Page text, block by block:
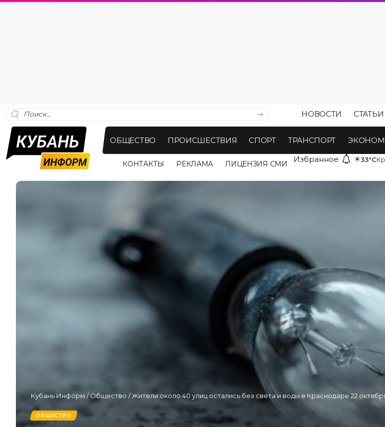
НОВОСТИ СТАТЬИ
ОБЩЕСТВО ПРОИСШЕСТВИЯ СПОРТ ТРАНСПОРТ
КОНТАКТЫ РЕКЛАМА ЛИЦЕНЗИЯ СМИ Избранное ☀33°C
Кубань Информ /Общество /Жители около 40 улиц остались без света и воды в Краснодаре 22
ОБЩЕСТВО